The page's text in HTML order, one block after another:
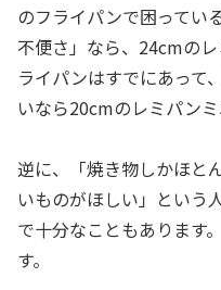
のフライパンで困ってい
不便さ」なら、24cmの
ライパンはすでにあって
いなら20cmのレミパンミ
逆に、「焼き物しかほと
いものがほしい」という
で十分なこともあります
す。